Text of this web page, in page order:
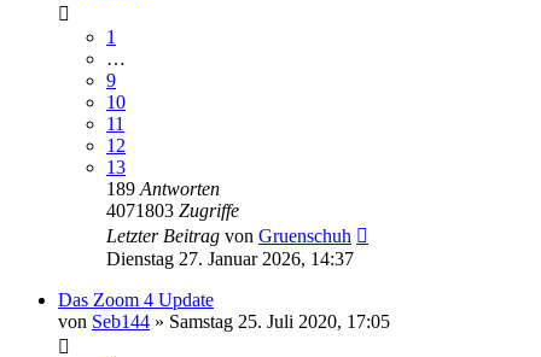
1
…
9
10
11
12
13
189 Antworten
4071803 Zugriffe
Letzter Beitrag von Gruenschuh
Dienstag 27. Januar 2026, 14:37
Das Zoom 4 Update
von Seb144 » Samstag 25. Juli 2020, 17:05